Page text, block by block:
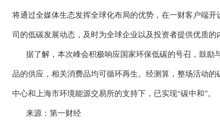
将通过全媒体生态发挥全球化布局的优势，在一财客户端
司的低碳发展动态，及时为全球企业以及投资者提供优质的
据了解，本次峰会积极响应国家环保低碳的号召，鼓励
品的供应，相关消费品均可循环再生。经测算，整场活动的
中心和上海市环境能源交易所的支持下，已实现“碳中和”。
来源：第一财经